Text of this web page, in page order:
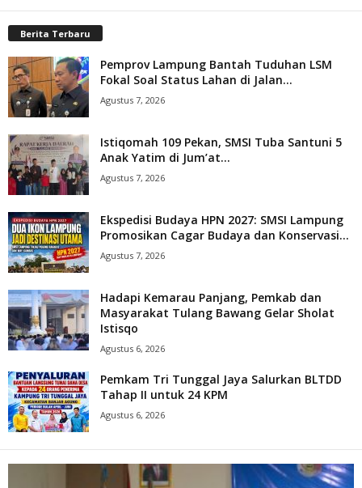
Berita Terbaru
Pemprov Lampung Bantah Tuduhan LSM
Fokal Soal Status Lahan di Jalan...
Agustus 7, 2026
Istiqomah 109 Pekan, SMSI Tuba Santuni 5
Anak Yatim di Jum’at...
Agustus 7, 2026
Ekspedisi Budaya HPN 2027: SMSI Lampung
Promosikan Cagar Budaya dan Konservasi...
Agustus 7, 2026
Hadapi Kemarau Panjang, Pemkab dan
Masyarakat Tulang Bawang Gelar Sholat
Istisqo
Agustus 6, 2026
Pemkam Tri Tunggal Jaya Salurkan BLTDD
Tahap II untuk 24 KPM
Agustus 6, 2026